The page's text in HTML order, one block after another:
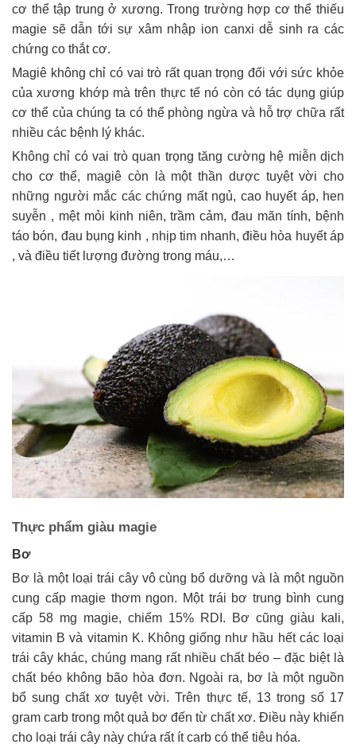
cơ thể tập trung ở xương. Trong trường hợp cơ thể thiếu
magie sẽ dẫn tới sự xâm nhập ion canxi dễ sinh ra các
chứng co thắt cơ.
Magiê không chỉ có vai trò rất quan trọng đối với sức khỏe
của xương khớp mà trên thực tế nó còn có tác dụng giúp
cơ thể của chúng ta có thể phòng ngừa và hỗ trợ chữa rất
nhiều các bệnh lý khác.
Không chỉ có vai trò quan trọng tăng cường hệ miễn dịch
cho cơ thể, magiê còn là một thần dược tuyệt vời cho
những người mắc các chứng mất ngủ, cao huyết áp, hen
suyễn , mệt mỏi kinh niên, trầm cảm, đau mãn tính, bệnh
táo bón, đau bụng kinh , nhịp tim nhanh, điều hòa huyết áp
, và điều tiết lượng đường trong máu,…
Thực phẩm giàu magie
Bơ
Bơ là một loại trái cây vô cùng bổ dưỡng và là một nguồn
cung cấp magie thơm ngon. Một trái bơ trung bình cung
cấp 58 mg magie, chiếm 15% RDI. Bơ cũng giàu kali,
vitamin B và vitamin K. Không giống như hầu hết các loại
trái cây khác, chúng mang rất nhiều chất béo – đặc biệt là
chất béo không bão hòa đơn. Ngoài ra, bơ là một nguồn
bổ sung chất xơ tuyệt vời. Trên thực tế, 13 trong số 17
gram carb trong một quả bơ đến từ chất xơ. Điều này khiến
cho loại trái cây này chứa rất ít carb có thể tiêu hóa.